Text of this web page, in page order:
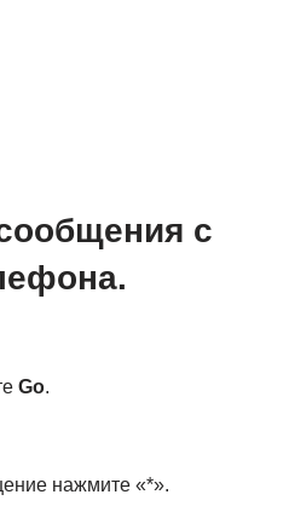
с
Go.
нажмите «*».